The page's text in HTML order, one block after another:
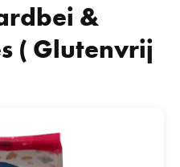
&
( Glutenvrij